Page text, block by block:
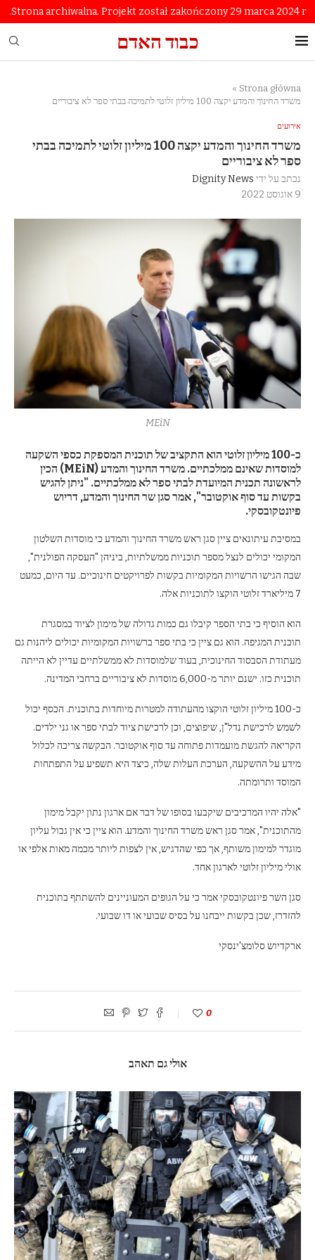
Strona archiwalna. Projekt został zakończony 29 marca 2024 r.
כבוד האדם
Strona główna
»
משרד החינוך והמדע יקצה 100 מיליון זלוטי לתמיכה בבתי ספר לא ציבוריים
אירועים
משרד החינוך והמדע יקצה 100 מיליון זלוטי לתמיכה בבתי
ספר לא ציבוריים
נכתב על ידי Dignity News
9 אוגוסט 2022
MEiN
כ-100 מיליון זלוטי הוא התקציב של תוכנית המספקת כספי השקעה
למוסדות שאינם ממלכתיים. משרד החינוך והמדע (MEiN) הכין
לראשונה תכנית המיועדת לבתי ספר לא ממלכתיים. "ניתן להגיש
בקשות עד סוף אוקטובר", אמר סגן שר החינוך והמדע, דריוש
פיונטקובסקי.
במסיבת עיתונאים ציין סגן ראש משרד החינוך והמדע כי מוסדות השלטון
המקומי יכולים לנצל מספר תוכניות ממשלתיות, ביניהן "העסקה הפולנית",
שבה הגישו הרשויות המקומיות בקשות לפרויקטים חינוכיים. עד היום, כמעט
7 מיליארד זלוטי הוקצו לתוכניות אלה.
הוא הוסיף כי בתי הספר קיבלו גם כמות גדולה של מימון לציוד במסגרת
תוכנית המגיפה. הוא גם ציין כי בתי ספר ברשויות המקומיות יכולים ליהנות גם
מעתודת הסבסוד החינוכית, בעוד שלמוסדות לא ממשלתיים עדיין לא הייתה
תוכנית כזו. ישנם יותר מ-6,000 מוסדות לא ציבוריים ברחבי המדינה.
כ-100 מיליון זלוטי הוקצו מהעתודה למטרות מיוחדות בתוכנית. הכסף יכול
לשמש לרכישת נדל"ן, שיפוצים, וכן לרכישת ציוד לבתי ספר או גני ילדים.
הקריאה להגשת מועמדות פתוחה עד סוף אוקטובר. הבקשה צריכה לכלול
מידע על ההשקעה, הערכת העלות שלה, כיצד היא תשפיע על התפתחות
המוסד ותרומתה.
"אלה יהיו המרכיבים שיקבעו בסופו של דבר אם ארגון נתון יקבל מימון
מהתוכנית", אמר סגן ראש משרד החינוך והמדע. הוא ציין כי אין גבול עליון
מוגדר למימון משותף, אך כפי שהדגיש, אין לצפות ליותר מכמה מאות אלפי או
אולי מיליון זלוטי לארגון אחד.
סגן השר פיונטקובסקי אמר כי על הגופים המעוניינים להשתתף בתוכנית
להזדרז, שכן בקשות ייבחנו על בסיס שבועי או דו שבועי.
ארקדיוש סלומצ'ינסקי
0
אולי גם תאהב